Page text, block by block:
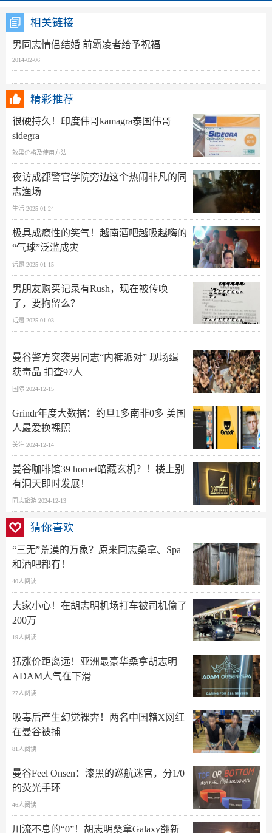
相关链接
男同志情侣结婚 前霸凌者给予祝福
2014-02-06
精彩推荐
很硬持久！印度伟哥kamagra泰国伟哥
sidegra
效果价格及使用方法
夜访成都警官学院旁边这个热闹非凡的同
志渔场
生活 2025-01-24
极具成瘾性的笑气！越南酒吧越吸越嗨的
“气球”泛滥成灾
话题 2025-01-15
男朋友购买记录有Rush，现在被传唤
了，要拘留么？
话题 2025-01-03
曼谷警方突袭男同志“内裤派对” 现场缉
获毒品 扣查97人
国际 2024-12-15
Grindr年度大数据：约旦1多南非0多 美国
人最爱换裸照
关注 2024-12-14
曼谷咖啡馆39 hornet暗藏玄机？！楼上别
有洞天即时发展！
同志旅游 2024-12-13
猜你喜欢
“三无”荒漠的万象？原来同志桑拿、Spa
和酒吧都有！
40人阅读
大家小心！在胡志明机场打车被司机偷了
200万
19人阅读
猛涨价距离远！亚洲最豪华桑拿胡志明
ADAM人气在下滑
27人阅读
吸毒后产生幻觉裸奔！两名中国籍X网红
在曼谷被捕
81人阅读
曼谷Feel Onsen：漆黑的巡航迷宫，分1/0
的荧光手环
46人阅读
川流不息的“0”！胡志明桑拿Galaxy翻新